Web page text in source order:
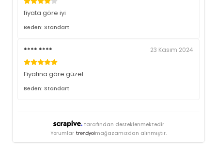
fiyata göre iyi
Beden: Standart
**** **** 23 Kasım 2024
Fiyatına göre güzel
Beden: Standart
tarafından desteklenmektedir.
Yorumlar
mağazamızdan alınmıştır.